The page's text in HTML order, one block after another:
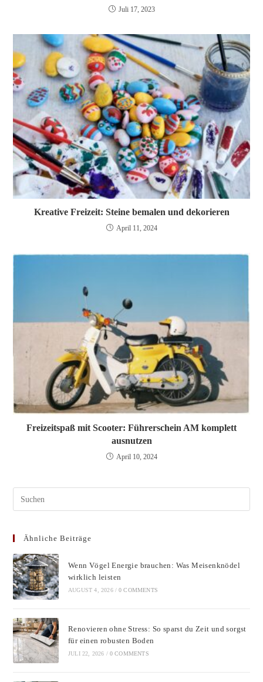
Juli 17, 2023
Kreative Freizeit: Steine bemalen und dekorieren
April 11, 2024
Freizeitspaß mit Scooter: Führerschein AM komplett
ausnutzen
April 10, 2024
Ähnliche Beiträge
Wenn Vögel Energie brauchen: Was Meisenknödel
wirklich leisten
AUGUST 4, 2026 / 0 COMMENTS
Renovieren ohne Stress: So sparst du Zeit und sorgst
für einen robusten Boden
JULI 22, 2026 / 0 COMMENTS